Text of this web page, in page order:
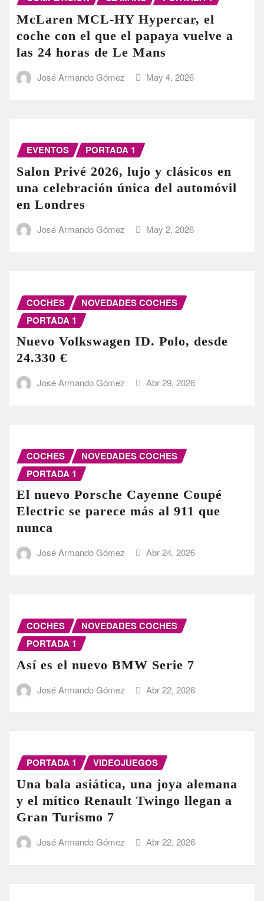
McLaren MCL-HY Hypercar, el
coche con el que el papaya vuelve a
las 24 horas de Le Mans
José Armando Gómez May 4, 2026
EVENTOS PORTADA 1
Salon Privé 2026, lujo y clásicos en
una celebración única del automóvil
en Londres
José Armando Gómez May 2, 2026
COCHES
NOVEDADES COCHES
PORTADA 1
Nuevo Volkswagen ID. Polo, desde
24.330 €
José Armando Gómez Abr 29, 2026
COCHES
NOVEDADES COCHES
PORTADA 1
El nuevo Porsche Cayenne Coupé
Electric se parece más al 911 que
nunca
José Armando Gómez Abr 24, 2026
COCHES
NOVEDADES COCHES
PORTADA 1
Así es el nuevo BMW Serie 7
José Armando Gómez Abr 22, 2026
PORTADA 1 VIDEOJUEGOS
Una bala asiática, una joya alemana
y el mítico Renault Twingo llegan a
Gran Turismo 7
José Armando Gómez Abr 22, 2026